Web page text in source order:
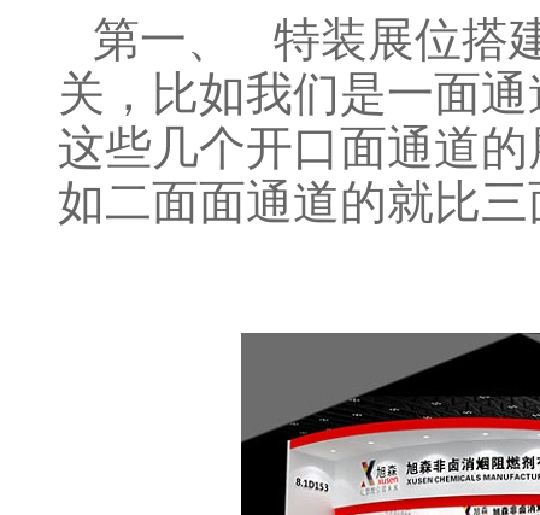
第一、 特装展位搭建
关，比如我们是一面
这些几个开口面通道
如二面面通道的就比